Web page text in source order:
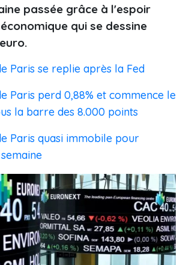
passée grâce à l'espoir
qui se dessine
Paris se replie après la Fed
Paris perd 0,88% et commence le
la barre des 8.000 points
Paris quasi immobile pour